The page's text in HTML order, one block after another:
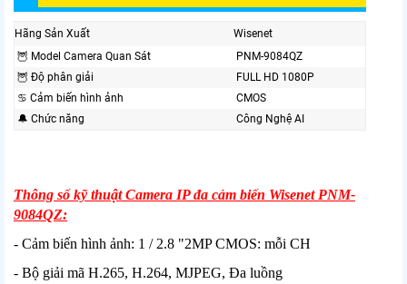
Hãng Sản Xuất
Wisenet
🦉 Model Camera Quan Sát
PNM-9084QZ
🦉 Độ phân giải
FULL HD 1080P
♋ Cảm biến hình ảnh
CMOS
🔔 Chức năng
Công Nghệ AI
Thông số kỹ thuật Camera IP đa cảm biến Wisenet PNM-
9084QZ:
- Cảm biến hình ảnh: 1 / 2.8 "2MP CMOS: mỗi CH
- Bộ giải mã H.265, H.264, MJPEG, Đa luồng